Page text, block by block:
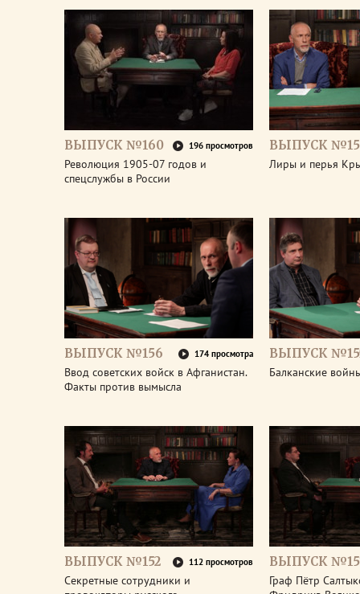
ВЫПУСК №160 196 просмотров
Революция 1905-07 годов и
спецслужбы в России
ВЫПУСК
Лиры и перья
ВЫПУСК №156 174 просмотра
Ввод советских войск в Афганистан.
Факты против вымысла
ВЫПУСК
Балканские
ВЫПУСК №152 112 просмотров
Секретные сотрудники и
ВЫПУСК
Граф Пётр